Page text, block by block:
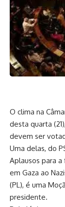
O clima na
desta quarta
devem ser
Uma delas, do
Aplausos para a
em Gaza ao
(PL), é uma
presidente.